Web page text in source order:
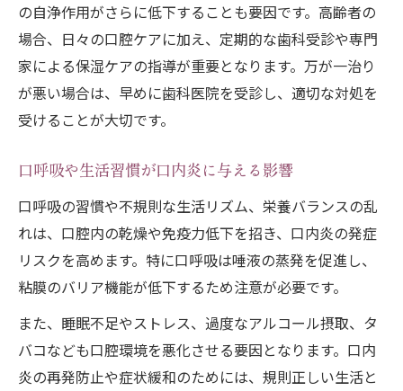
の自浄作用がさらに低下することも要因です。高齢者の
場合、日々の口腔ケアに加え、定期的な歯科受診や専門
家による保湿ケアの指導が重要となります。万が一治り
が悪い場合は、早めに歯科医院を受診し、適切な対処を
受けることが大切です。
口呼吸や生活習慣が口内炎に与える影響
口呼吸の習慣や不規則な生活リズム、栄養バランスの乱
れは、口腔内の乾燥や免疫力低下を招き、口内炎の発症
リスクを高めます。特に口呼吸は唾液の蒸発を促進し、
粘膜のバリア機能が低下するため注意が必要です。
また、睡眠不足やストレス、過度なアルコール摂取、タ
バコなども口腔環境を悪化させる要因となります。口内
炎の再発防止や症状緩和のためには、規則正しい生活と